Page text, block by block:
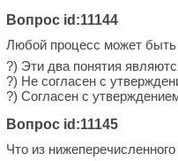
Вопрос id:11144
Любой процесс может быть
?) Эти два понятия
?) Не согласен с
?) Согласен с
Вопрос id:11145
Что из